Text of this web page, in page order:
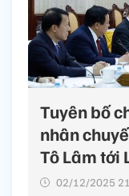
Tuyên bố
nhân
Tô Lâm tới
02/12/2025